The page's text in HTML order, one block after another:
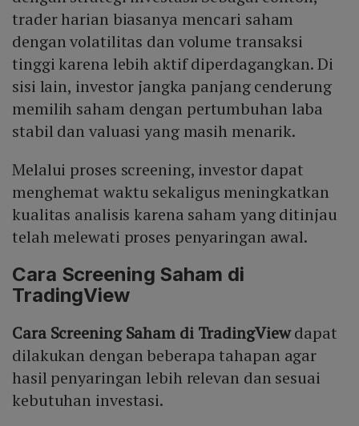
trader harian biasanya mencari saham
dengan volatilitas dan volume transaksi
tinggi karena lebih aktif diperdagangkan. Di
sisi lain, investor jangka panjang cenderung
memilih saham dengan pertumbuhan laba
stabil dan valuasi yang masih menarik.
Melalui proses screening, investor dapat
menghemat waktu sekaligus meningkatkan
kualitas analisis karena saham yang ditinjau
telah melewati proses penyaringan awal.
Cara Screening Saham di
TradingView
Cara Screening Saham di TradingViewdapat
dilakukan dengan beberapa tahapan agar
hasil penyaringan lebih relevan dan sesuai
kebutuhan investasi.